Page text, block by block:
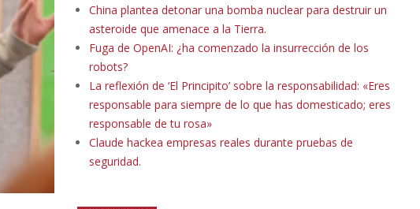
China plantea detonar una bomba nuclear para destruir un
asteroide que amenace a la Tierra.
Fuga de OpenAI: ¿ha comenzado la insurrección de los
robots?
La reflexión de ‘El Principito’ sobre la responsabilidad: «Eres
responsable para siempre de lo que has domesticado; eres
responsable de tu rosa»
Claude hackea empresas reales durante pruebas de
seguridad.